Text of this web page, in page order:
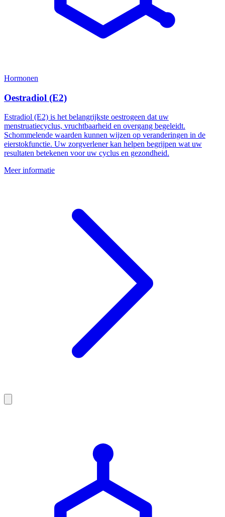
Hormonen
Oestradiol (E2)
Estradiol (E2) is het belangrijkste oestrogeen dat uw
menstruatiecyclus, vruchtbaarheid en overgang begeleidt.
Schommelende waarden kunnen wijzen op veranderingen in de
eierstokfunctie. Uw zorgverlener kan helpen begrijpen wat uw
resultaten betekenen voor uw cyclus en gezondheid.
Meer informatie